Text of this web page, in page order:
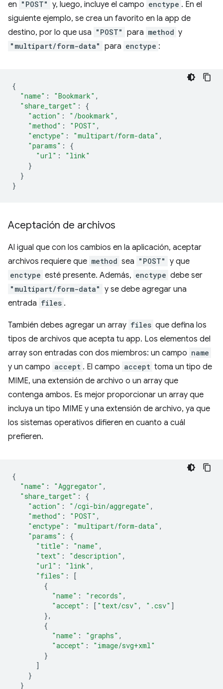
en "POST" y, luego, incluye el campo enctype . En el
siguiente ejemplo, se crea un favorito en la app de
destino, por lo que usa "POST" para method y
"multipart/form-data" para enctype :
{
"name" : "Bookmark" ,
"share_target" :
{
"action" : "/bookmark" ,
"method" : "POST" ,
"enctype" : "multipart/form-data" ,
"params" :
{
"url" :
"link"
}
}
}
Aceptación de archivos
Al igual que con los cambios en la aplicación, aceptar
archivos requiere que method sea "POST" y que
enctype esté presente. Además, enctype debe ser
"multipart/form-data" y se debe agregar una
entrada files .
También debes agregar un array files que defina los
tipos de archivos que acepta tu app. Los elementos del
array son entradas con dos miembros: un campo name
y un campo accept . El campo accept toma un tipo de
MIME, una extensión de archivo o un array que
contenga ambos. Es mejor proporcionar un array que
incluya un tipo MIME y una extensión de archivo, ya que
los sistemas operativos difieren en cuanto a cuál
prefieren.
{
"name" : "Aggregator" ,
"share_target" :
{
"action" : "/cgi-bin/aggregate" ,
"method" : "POST" ,
"enctype" : "multipart/form-data" ,
"params" :
{
"title" : "name" ,
"text" : "description" ,
"url" : "link" ,
"files" :
[
{
"name" : "records" ,
"accept" : [ "text/csv" , ".csv" ]
},
{
"name" : "graphs" ,
"accept" :
"image/svg+xml"
}
]
}
}